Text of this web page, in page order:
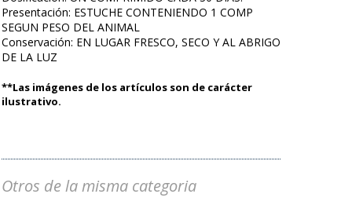
Presentación: ESTUCHE CONTENIENDO 1 COMP
SEGUN PESO DEL ANIMAL
Conservación: EN LUGAR FRESCO, SECO Y AL ABRIGO
DE LA LUZ
**Las imágenes de los artículos son de carácter
ilustrativo.
Otros de la misma categoria